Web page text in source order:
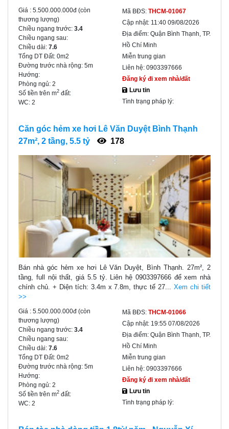
Giá : 5.500.000.000đ (còn
thương lượng)
Chiều ngang trước: 3.4
Chiều ngang sau:
Chiều dài: 7.6
Tổng DT Đất: 0m2
Đường trước nhà rộng: 5m
Hướng:
Phòng ngủ: 2
Số tiền trên m2 đất:
WC: 2
Mã BĐS: THCM-01067
Cập nhật: 11:40 09/08/2026
Địa điểm: Quận Bình Thạnh, TP.
Hồ Chí Minh
Miễn trung gian
Liên hệ: 0903397666
Đăng ký đi xem nhà/đất
Lưu tin
Tình trạng pháp lý:
Căn góc hẻm xe hơi Lê Văn Duyệt Bình Thạnh
27m², 2 tầng, 5.5 tỷ
178
Bán nhà góc hẻm xe hơi Lê Văn Duyệt, Bình Thạnh. 27m², 2
tầng, full nội thất, giá 5.5 tỷ. Liên hệ 0903397666 để xem nhà
chính chủ. + Diện tích: 3.4m x 7.8m, thực tế 27...Xem chi tiết
>>
Giá : 5.500.000.000đ (còn
thương lượng)
Chiều ngang trước: 3.4
Chiều ngang sau:
Chiều dài: 7.6
Tổng DT Đất: 0m2
Đường trước nhà rộng: 5m
Hướng:
Phòng ngủ: 2
Số tiền trên m2 đất:
WC: 2
Mã BĐS: THCM-01066
Cập nhật: 19:55 07/08/2026
Địa điểm: Quận Bình Thạnh, TP.
Hồ Chí Minh
Miễn trung gian
Liên hệ: 0903397666
Đăng ký đi xem nhà/đất
Lưu tin
Tình trạng pháp lý: